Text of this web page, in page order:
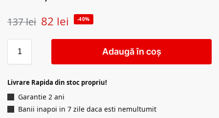
137lei 82 lei -40%
Adaugă în coș
Livrare Rapida din stoc propriu!
Garantie 2 ani
Banii inapoi in 7 zile daca esti nemultumit